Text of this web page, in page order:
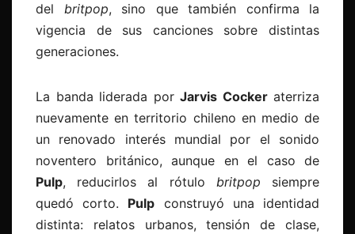
del britpop, sino que también confirma la
vigencia de sus canciones sobre distintas
generaciones.
La banda liderada por Jarvis Cockeraterriza
nuevamente en territorio chileno en medio de
un renovado interés mundial por el sonido
noventero británico, aunque en el caso de
Pulp, reducirlos al rótulo britpop siempre
quedó corto. Pulp construyó una identidad
distinta: relatos urbanos, tensión de clase,